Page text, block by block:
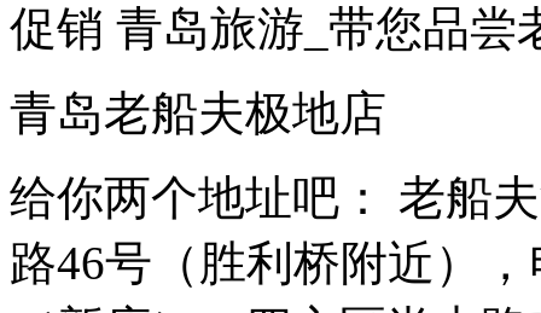
促销 青岛旅游_带您品尝
青岛老船夫极地店
给你两个地址吧： 老船
路46号（胜利桥附近）